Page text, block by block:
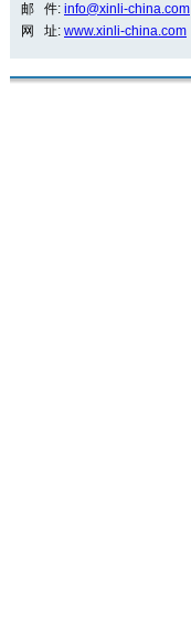
邮 件: info@xinli-china.com
网 址: www.xinli-china.com